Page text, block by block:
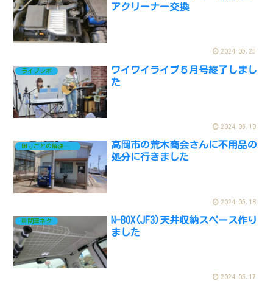
アクリーナー交換
2024.05.25
ライブレポ
ワイワイライブ５月号終了しまし
た
2024.05.19
困りごとの解決ネタ
高岡市の荒木商会さんに不用品の
処分に行きました
2024.05.18
車関連ネタ
N-BOX(JF3)天井収納スペース作り
ました
2024.05.17